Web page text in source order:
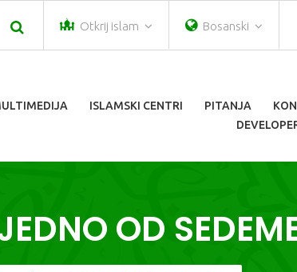
Otkrij islam Bosanski
ISLAMSKI CENTRI PITANJA
OD